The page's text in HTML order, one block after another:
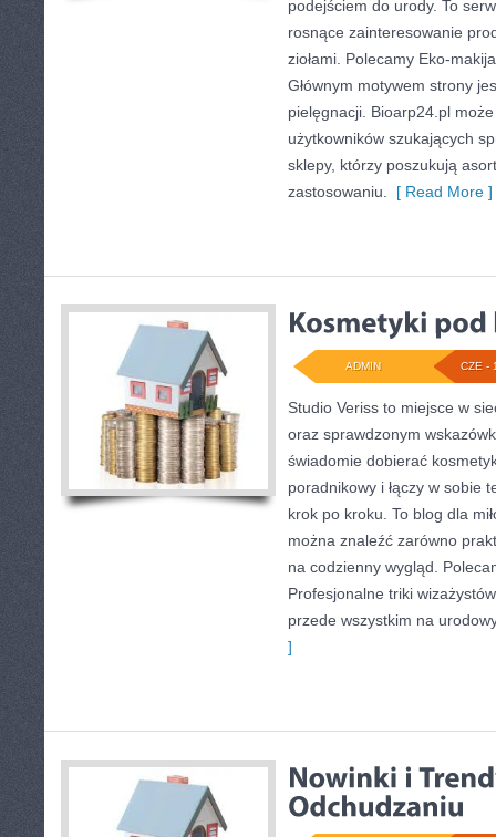
podejściem do urody. To
rosnące zainteresowanie
ziołami. Polecamy Eko-
Głównym motywem strony
pielęgnacji. Bioarp24.pl
użytkowników szukających
sklepy, którzy poszukują
zastosowaniu.
[ Read More ]
CZE -
ADMIN
Studio Veriss to miejsce w
oraz sprawdzonym
świadomie dobierać
poradnikowy i łączy w sobie
krok po kroku. To blog dla
można znaleźć zarówno
na codzienny wygląd.
Profesjonalne triki
przede wszystkim na
]